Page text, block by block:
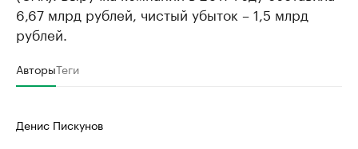
6,67 млрд рублей, чистый убыток – 1,5 млрд
рублей.
АвторыТеги
Денис Пискунов